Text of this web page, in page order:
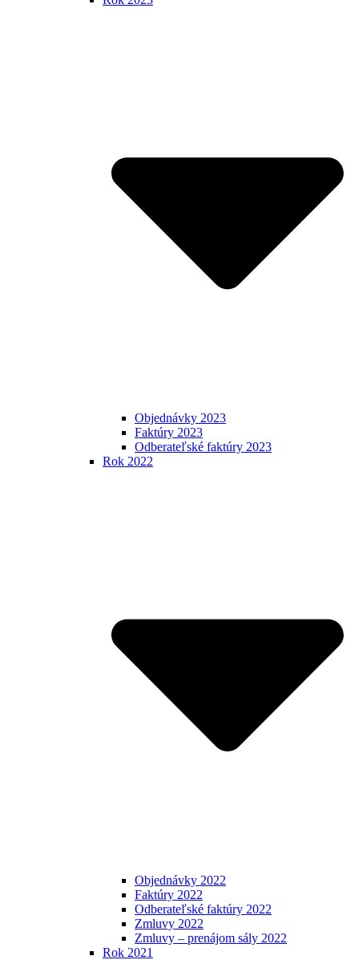
Objednávky 2023
Faktúry 2023
Odberateľské faktúry 2023
Rok 2022
Objednávky 2022
Faktúry 2022
Odberateľské faktúry 2022
Zmluvy 2022
Zmluvy – prenájom sály 2022
Rok 2021